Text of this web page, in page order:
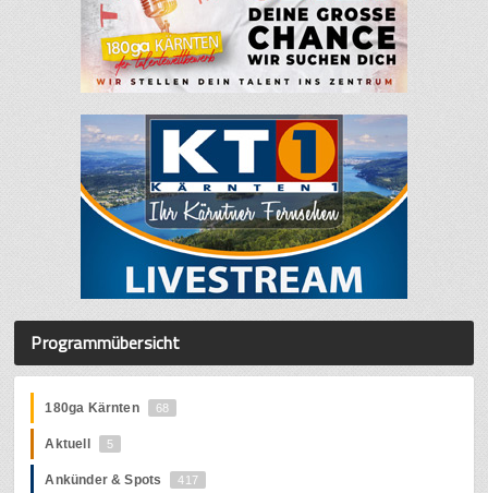
Programmübersicht
180ga Kärnten 68
Aktuell 5
Ankünder & Spots 417